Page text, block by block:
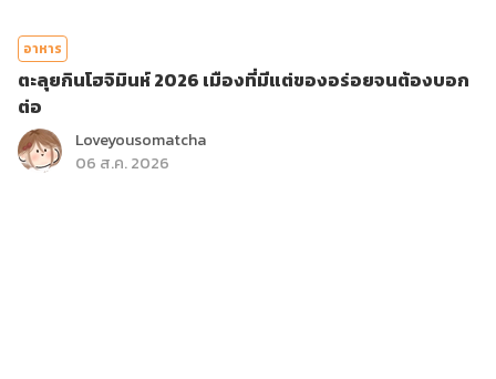
อาหาร
ตะลุยกินโฮจิมินห์ 2026 เมืองที่มีแต่ของอร่อยจนต้องบอก
ต่อ
Loveyousomatcha
06 ส.ค. 2026